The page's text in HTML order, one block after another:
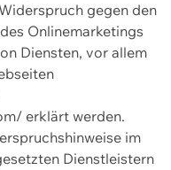
gegen den
Onlinemarketings
Diensten, vor allem
erklärt werden.
im
Dienstleistern